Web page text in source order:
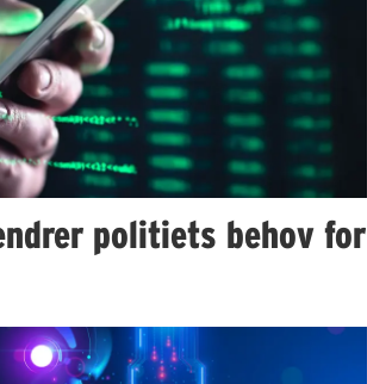
politiets behov for